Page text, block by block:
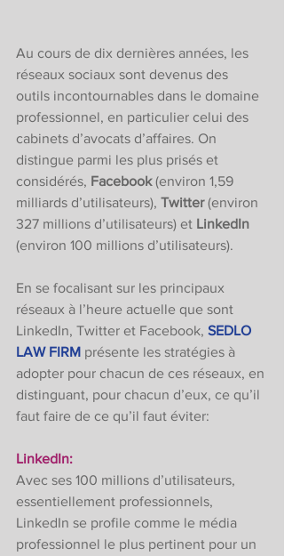
Au cours de dix dernières années, les
réseaux sociaux sont devenus des
outils incontournables dans le domaine
professionnel, en particulier celui des
cabinets d’avocats d’affaires. On
distingue parmi les plus prisés et
considérés, Facebook (environ 1,59
milliards d’utilisateurs), Twitter (environ
327 millions d’utilisateurs) et LinkedIn
(environ 100 millions d’utilisateurs).
En se focalisant sur les principaux
réseaux à l’heure actuelle que sont
LinkedIn, Twitter et Facebook, SEDLO
LAW FIRM présente les stratégies à
adopter pour chacun de ces réseaux, en
distinguant, pour chacun d’eux, ce qu’il
faut faire de ce qu’il faut éviter:
LinkedIn:
Avec ses 100 millions d’utilisateurs,
essentiellement professionnels,
LinkedIn se profile comme le média
professionnel le plus pertinent pour un